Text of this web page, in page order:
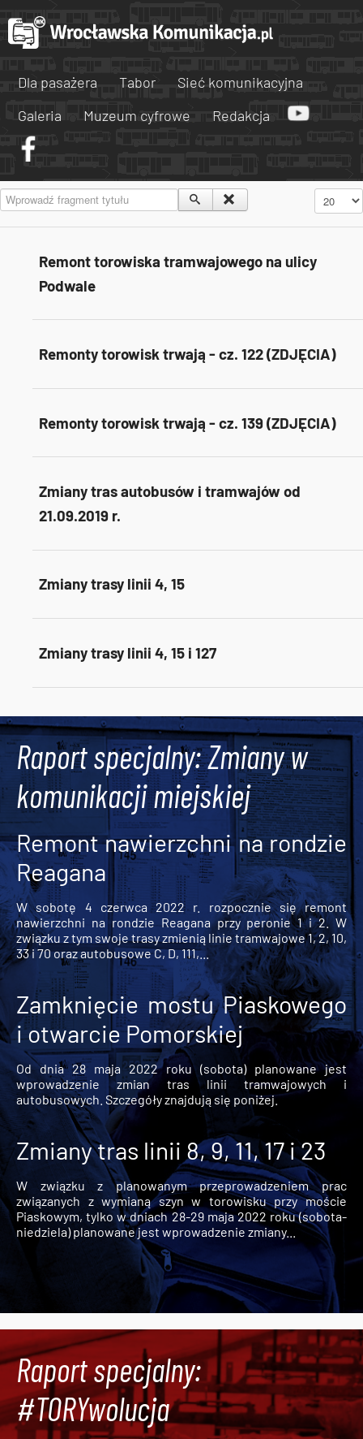
Dla pasażera Tabor
Sieć komunikacyjna
Galeria
Muzeum cyfrowe Redakcja
Wprowadź fragment tytułu Pokaż #
Remont torowiska tramwajowego na ulicy
Podwale
Remonty torowisk trwają - cz. 122 (ZDJĘCIA)
Remonty torowisk trwają - cz. 139 (ZDJĘCIA)
Zmiany tras autobusów i tramwajów od
21.09.2019 r.
Zmiany trasy linii 4, 15
Zmiany trasy linii 4, 15 i 127
Raport specjalny: Zmiany w
komunikacji miejskiej
Remont nawierzchni na rondzie
Reagana
W sobotę 4 czerwca 2022 r. rozpocznie się remont
nawierzchni na rondzie Reagana przy peronie 1 i 2. W
związku z tym swoje trasy zmienią linie tramwajowe 1, 2, 10,
33 i 70 oraz autobusowe C, D, 111,...
Zamknięcie mostu Piaskowego
i otwarcie Pomorskiej
Od dnia 28 maja 2022 roku (sobota) planowane jest
wprowadzenie zmian tras linii tramwajowych i
autobusowych. Szczegóły znajdują się poniżej.
Zmiany tras linii 8, 9, 11, 17 i 23
W związku z planowanym przeprowadzeniem prac
związanych z wymianą szyn w torowisku przy moście
Piaskowym, tylko w dniach 28-29 maja 2022 roku (sobota-
niedziela) planowane jest wprowadzenie zmiany...
Raport specjalny:
#TORYwolucja